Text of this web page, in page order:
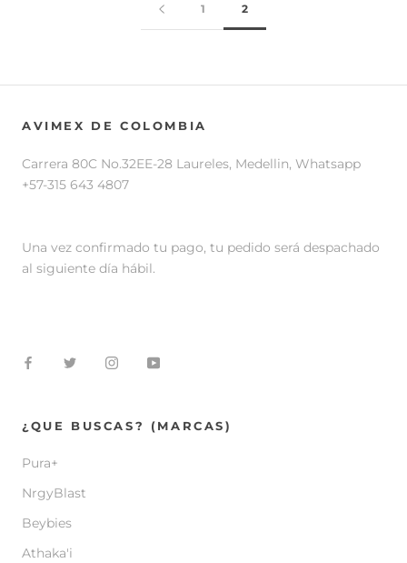
1 2
AVIMEX DE COLOMBIA
Carrera 80C No.32EE-28 Laureles, Medellin, Whatsapp
+57-315 643 4807
Una vez confirmado tu pago, tu pedido será despachado
al siguiente día hábil.
¿QUE BUSCAS? (MARCAS)
Pura+
NrgyBlast
Beybies
Athaka'i